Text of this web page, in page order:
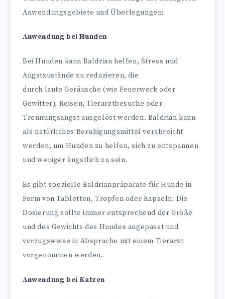
Anwendungsgebiete und Überlegungen:
Anwendung bei Hunden
Bei Hunden kann Baldrian helfen, Stress und
Angstzustände zu reduzieren, die
durch laute Geräusche (wie Feuerwerk oder
Gewitter), Reisen, Tierarztbesuche oder
Trennungsangst ausgelöst werden. Baldrian kann
als natürliches Beruhigungsmittel verabreicht
werden, um Hunden zu helfen, sich zu entspannen
und weniger ängstlich zu sein.
Es gibt spezielle Baldrianpräparate für Hunde in
Form von Tabletten, Tropfen oder Kapseln. Die
Dosierung sollte immer entsprechend der Größe
und des Gewichts des Hundes angepasst und
vorzugsweise in Absprache mit einem Tierarzt
vorgenommen werden.
Anwendung bei Katzen